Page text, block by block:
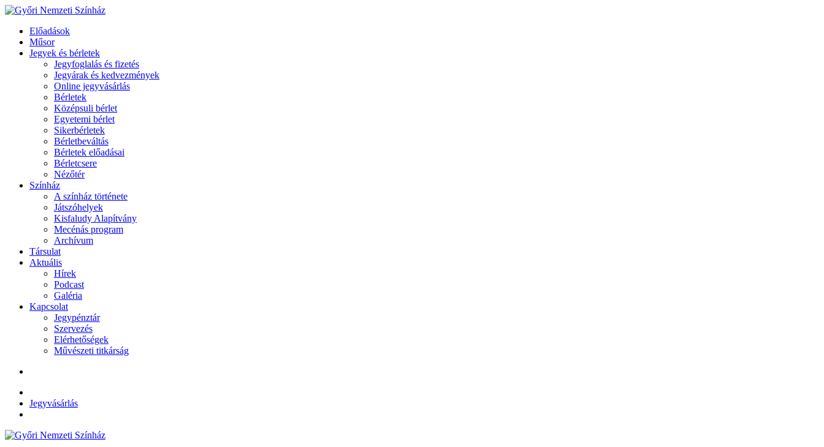
Előadások
Műsor
Jegyek és bérletek
Jegyfoglalás és fizetés
Jegyárak és kedvezmények
Online jegyvásárlás
Bérletek
Középsuli bérlet
Egyetemi bérlet
Sikerbérletek
Bérletbeváltás
Bérletek előadásai
Bérletcsere
Nézőtér
Színház
A színház története
Játszóhelyek
Kisfaludy Alapítvány
Mecénás program
Archívum
Társulat
Aktuális
Hírek
Podcast
Galéria
Kapcsolat
Jegypénztár
Szervezés
Elérhetőségek
Művészeti titkárság
Jegyvásárlás